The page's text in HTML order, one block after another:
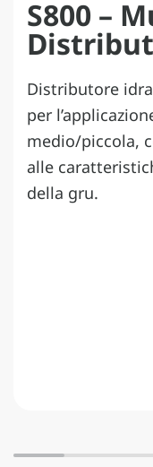
S800 –
Distributore
per
medio/piccola,
alle
della gru.